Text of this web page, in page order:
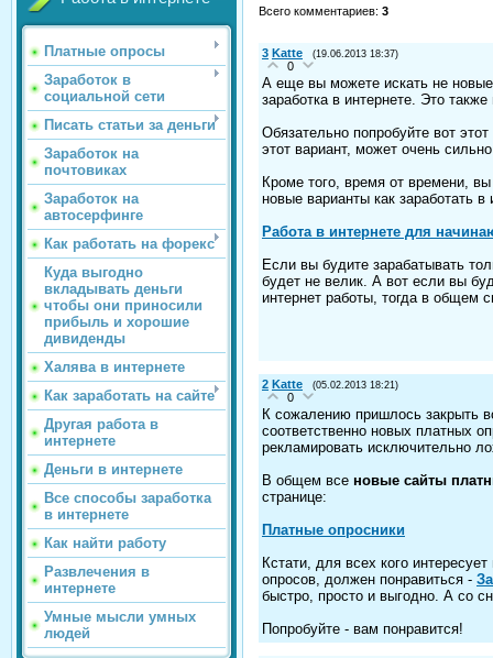
Платные опросы
Заработок в
социальной сети
Писать статьи за деньги
Заработок на
почтовиках
Заработок на
автосерфинге
Как работать на форекс
Куда выгодно
вкладывать деньги
чтобы они приносили
прибыль и хорошие
дивиденды
Халява в интернете
Как заработать на сайте
Другая работа в
интернете
Деньги в интернете
Все способы заработка
в интернете
Как найти работу
Развлечения в
интернете
Умные мысли умных
людей
Всего комментариев: 3
3 Katte (19.06.2013 18:37)
0
А еще вы можете искать не
заработка в интернете. Это
Обязательно попробуйте вот
этот вариант, может очень
Кроме того, время от времени,
новые варианты как заработать в
Работа в интернете для
Если вы будите зарабатывать
будет не велик. А вот если вы
интернет работы, тогда в общем
2 Katte (05.02.2013 18:21)
0
К сожалению пришлось закрыть
соответственно новых платных
рекламировать исключительно
В общем все новые сайты
странице:
Платные опросники
Кстати, для всех кого
опросов, должен понравиться -
быстро, просто и выгодно. А со
Попробуйте - вам понравится!